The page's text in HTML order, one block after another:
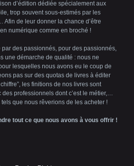
d’édition dédiée spécialement aux
trop souvent sous-estimés par les
Afin de leur donner la chance d’être
numérique comme en broché !
des passionnés, pour des passionnés,
une démarche de qualité : nous ne
lesquelles nous avons eu le coup de
pas sur des quotas de livres à éditer
les finitions de nos livres sont
professionnels dont c’est le métier,…
que nous rêverions de les acheter !
tout ce que nous avons à vous offrir !